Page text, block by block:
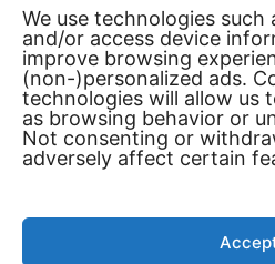
We use technologies
and/or access device
improve browsing
(non-)personalized ads.
technologies will allow us
as browsing behavior or
Not consenting or
adversely affect certain
Privacy Policy
Cookie Policy
Legal Notice